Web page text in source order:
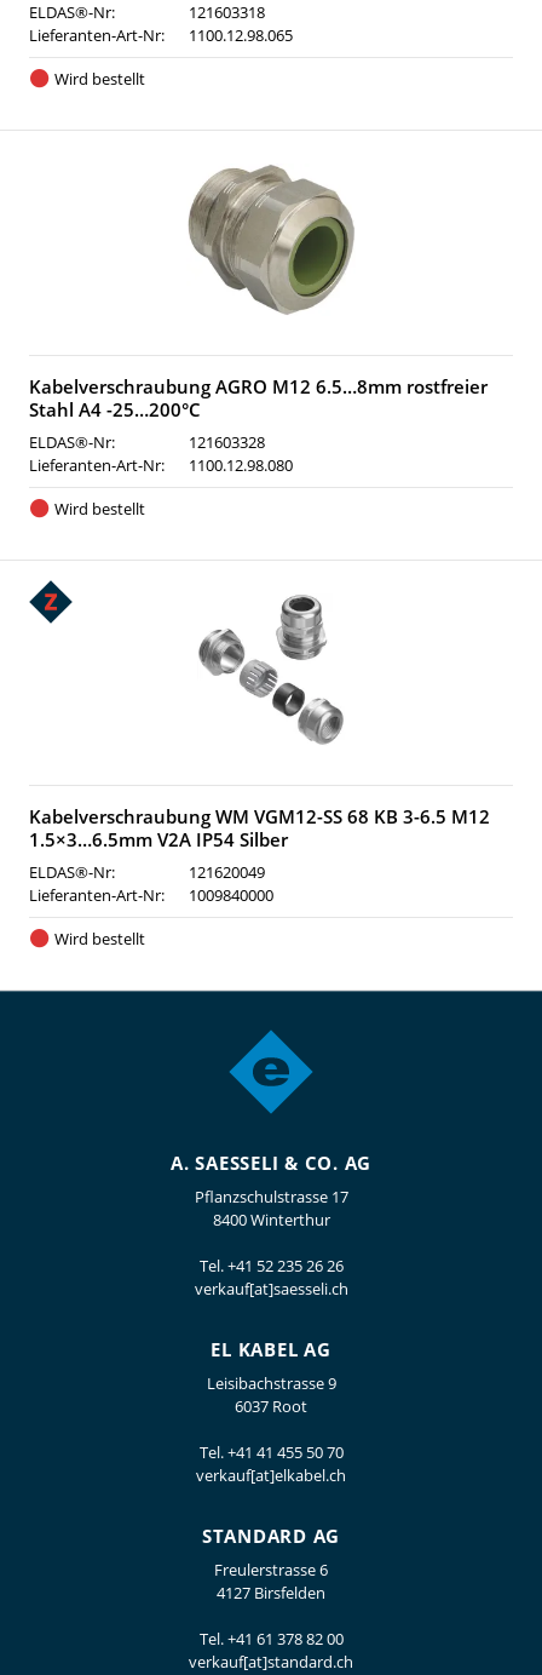
ELDAS®-Nr:
121603318
Lieferanten-Art-Nr:
1100.12.98.065
Wird bestellt
Kabelverschraubung AGRO M12 6.5…8mm rostfreier
Stahl A4 -25…200°C
ELDAS®-Nr:
121603328
Lieferanten-Art-Nr:
1100.12.98.080
Wird bestellt
Kabelverschraubung WM VGM12-SS 68 KB 3-6.5 M12
1.5×3…6.5mm V2A IP54 Silber
ELDAS®-Nr:
121620049
Lieferanten-Art-Nr:
1009840000
Wird bestellt
A. SAESSELI & CO. AG
Pflanzschulstrasse 17
8400 Winterthur
Tel.+41 52 235 26 26
verkauf[at]saesseli.ch
EL KABEL AG
Leisibachstrasse 9
6037 Root
Tel.+41 41 455 50 70
verkauf[at]elkabel.ch
STANDARD AG
Freulerstrasse 6
4127 Birsfelden
Tel.+41 61 378 82 00
verkauf[at]standard.ch